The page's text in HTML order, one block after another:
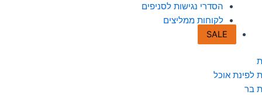
הסדרי נגישות לסניפים
לקוחות ממליצים
SALE
לפינת אוכל
בר